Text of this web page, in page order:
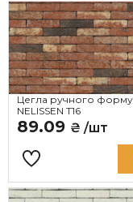
Цегла ручного
NELISSEN T16
89.09 ₴ /шт